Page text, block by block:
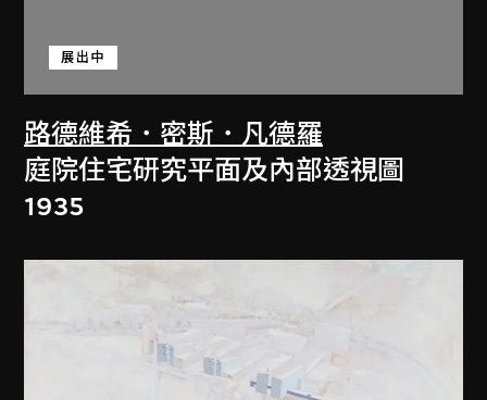
路德維希．密斯．凡德羅
展出中
庭院住宅研究平面及內部透視圖
1935